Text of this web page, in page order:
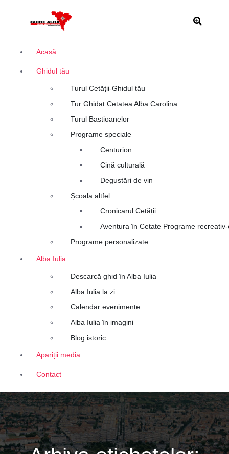
Acasă
Ghidul tău
Turul Cetății-Ghidul tău
Tur Ghidat Cetatea Alba Carolina
Turul Bastioanelor
Programe speciale
Centurion
Cină culturală
Degustări de vin
Școala altfel
Cronicarul Cetății
Aventura în Cetate Programe
Programe personalizate
Alba Iulia
Descarcă ghid în Alba Iulia
Alba Iulia la zi
Calendar evenimente
Alba Iulia în imagini
Blog istoric
Apariții media
Contact